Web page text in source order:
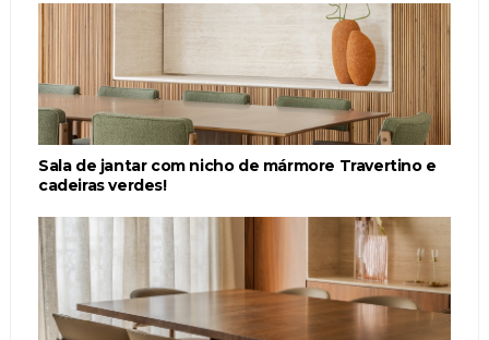
Sala de jantar com nicho de mármore Travertino e
cadeiras verdes!